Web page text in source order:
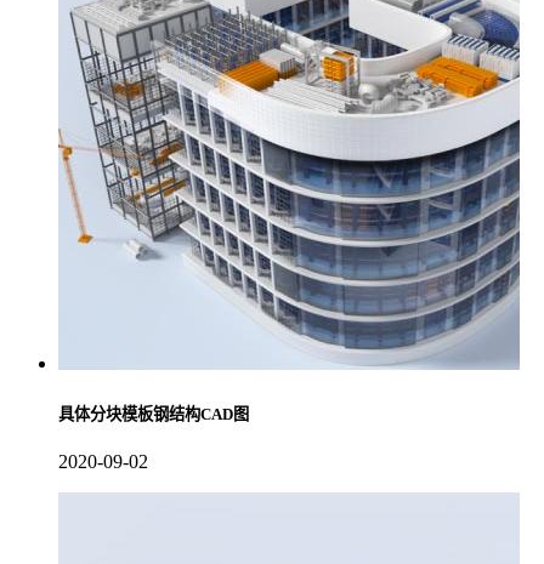
具体分块模板钢结构CAD图
2020-09-02